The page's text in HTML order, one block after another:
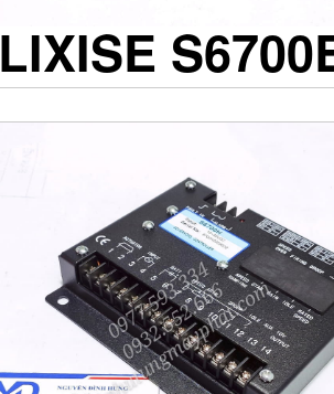
LIXISE